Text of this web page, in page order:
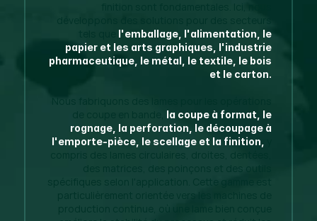
l'emballage, l'alimentation, le
papier et les arts graphiques, l'industrie
pharmaceutique, le métal, le textile, le bois
et le carton.
la coupe à format, le
rognage, la perforation, le découpage à
l'emporte-pièce, le scellage et la finition,